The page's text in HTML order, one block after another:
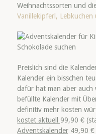
Weihnachtssorten und
Vanillekipferl, Lebkuchen
Preislich sind die
Kalender ein bisschen
dafür hat man aber auch
befüllte Kalender mit
definitiv mehr kosten
kostet aktuell 99,90 €
Adventskalender 49,90 €